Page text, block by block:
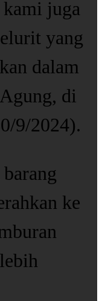
juga
yang
dalam
di
9/2024).
ke